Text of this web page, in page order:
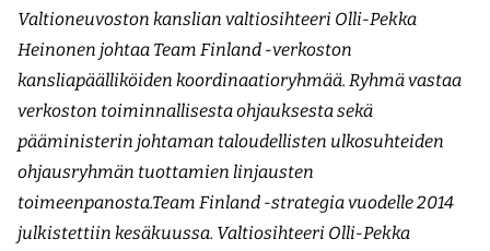
Valtioneuvoston kanslian valtiosihteeri Olli-Pekka
Heinonen johtaa Team Finland -verkoston
kansliapäälliköiden koordinaatioryhmää. Ryhmä vastaa
verkoston toiminnallisesta ohjauksesta sekä
pääministerin johtaman taloudellisten ulkosuhteiden
ohjausryhmän tuottamien linjausten
toimeenpanosta.Team Finland -strategia vuodelle 2014
julkistettiin kesäkuussa. Valtiosihteeri Olli-Pekka